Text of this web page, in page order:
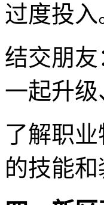
过度投入
结交朋
一起升
了解职
的技能